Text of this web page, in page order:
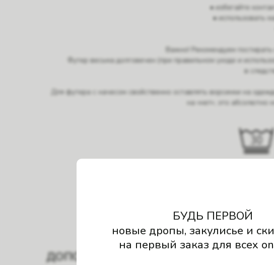
БУДЬ ПЕРВОЙ
новые дропы, закулисье и
на первый заказ для всех
• избегайте
• использовать
Важно! Рекомендуем
Футер весьма долговечен (при правильном уходе и
в
Для футера с начесом свойственно оставлять ворсинки на
на «нет», это абсолютно
ДОПОЛНИТЬ ОБРАЗ